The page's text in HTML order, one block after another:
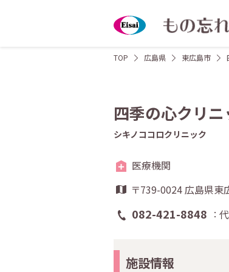
TOP 広島県 東広島市
四季の心クリニ
シキノココロクリニック
医療機関
〒739-0024 広島県東
082-421-8848
施設情報